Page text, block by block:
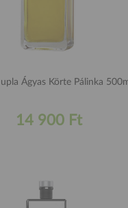
Ágyas Körte Pálinka
14 900 Ft